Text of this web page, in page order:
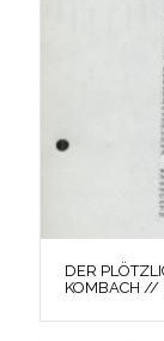
DER
KOMBACH